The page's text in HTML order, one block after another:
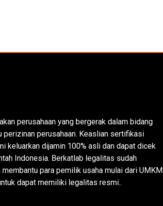
perusahaan yang bergerak dalam bidang
perizinan perusahaan. Keaslian sertifikasi
keluarkan dijamin 100% asli dan dapat dicek
Indonesia. Berkatlab legalitas sudah
para pemilik usaha mulai dari UMKM
dapat memiliki legalitas resmi..